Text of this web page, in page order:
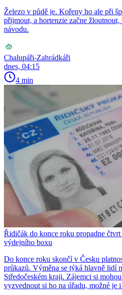
Železo v půdě je. Kořeny ho ale při
přijmout, a hortenzie začne
návodu.
Chalupáři-Zahrádkáři
dnes, 04:15
4 min
Řidičák do konce roku propadne
výdejního boxu
Do konce roku skončí v Česku
průkazů. Výměna se týká hlavně lidí
Středočeském kraji. Zájemci si
vyzvednout si ho na úřadu, možné je